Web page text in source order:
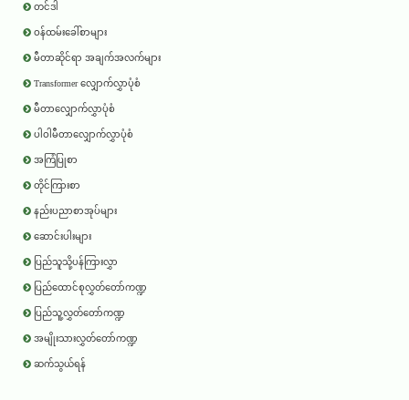
တင်ဒါ
ဝန်ထမ်းခေါ်စာများ
မီတာဆိုင်ရာ အချက်အလက်များ
Transformer လျှောက်လွှာပုံစံ
မီတာလျှောက်လွှာပုံစံ
ပါဝါမီတာလျှောက်လွှာပုံစံ
အကြံပြုစာ
တိုင်ကြားစာ
နည်းပညာစာအုပ်များ
ဆောင်းပါးများ
ပြည်သူသို့ပန်ကြားလွှာ
ပြည်ထောင်စုလွှတ်တော်ကဏ္ဍ
ပြည်သူ့လွှတ်တော်ကဏ္ဍ
အမျိုးသားလွှတ်တော်ကဏ္ဍ
ဆက်သွယ်ရန်